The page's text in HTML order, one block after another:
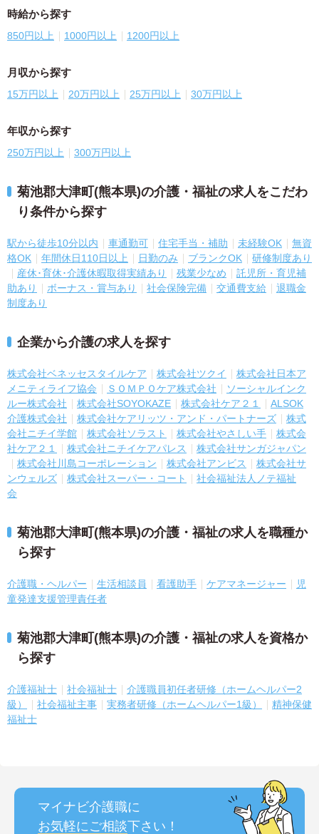
時給から探す
850円以上 1000円以上 1200円以上
月収から探す
15万円以上 20万円以上 25万円以上 30万円以上
年収から探す
250万円以上 300万円以上
菊池郡大津町(熊本県)の介護・福祉の求人をこだわ
り条件から探す
駅から徒歩10分以内 車通勤可 住宅手当・補助 未経験OK
無資
格OK
年間休日110日以上 日勤のみ ブランクOK
研修制度あり
産休･育休･介護休暇取得実績あり
残業少なめ
託児所・育児補
助あり
ボーナス・賞与あり 社会保険完備 交通費支給
退職金
制度あり
企業から介護の求人を探す
株式会社ベネッセスタイルケア 株式会社ツクイ
株式会社日本ア
メニティライフ協会
ＳＯＭＰＯケア株式会社
ソーシャルインク
ルー株式会社
株式会社SOYOKAZE 株式会社ケア２１
ALSOK
介護株式会社
株式会社ケアリッツ・アンド・パートナーズ
株式
会社ニチイ学館
株式会社ソラスト 株式会社やさしい手
株式会
社ケア２１
株式会社ニチイケアパレス
株式会社サンガジャパン
株式会社川島コーポレーション
株式会社アンビス
株式会社サ
ンウェルズ
株式会社スーパー・コート
社会福祉法人ノテ福祉
会
菊池郡大津町(熊本県)の介護・福祉の求人を職種か
ら探す
介護職・ヘルパー 生活相談員 看護助手 ケアマネージャー
児
童発達支援管理責任者
菊池郡大津町(熊本県)の介護・福祉の求人を資格か
ら探す
介護福祉士 社会福祉士
介護職員初任者研修（ホームヘルパー2
級）
社会福祉主事 実務者研修（ホームヘルパー1級）
精神保健
福祉士
マイナビ介護職に
お気軽にご相談下さい！